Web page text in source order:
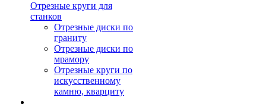
Отрезные круги для
станков
Отрезные диски по
граниту
Отрезные диски по
мрамору
Отрезные круги по
искусственному
камню, кварциту